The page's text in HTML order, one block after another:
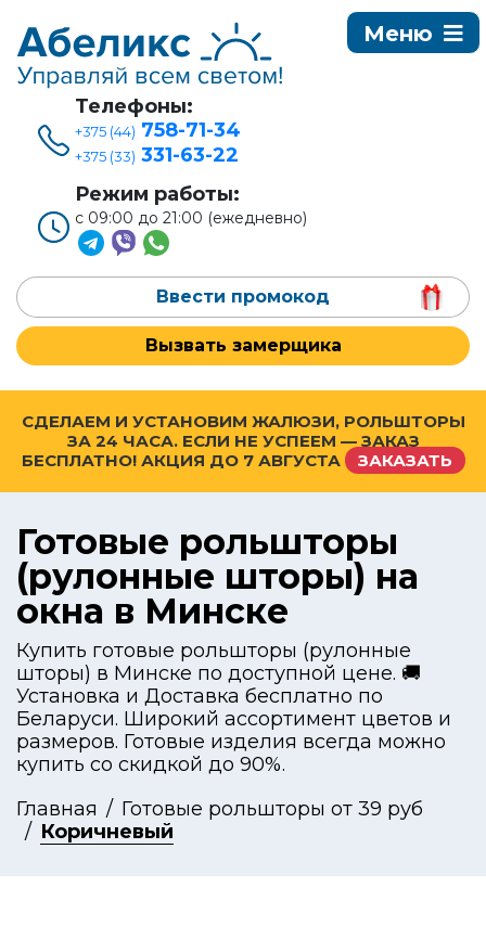
Телефоны:
+375 (44) 758-71-34
+375 (33) 331-63-22
Режим работы:
с 09:00 до 21:00 (ежедневно)
Ввести промокод
Вызвать замерщика
СДЕЛАЕМ И УСТАНОВИМ ЖАЛЮЗИ, РОЛЬШТОРЫ
ЗА 24 ЧАСА. ЕСЛИ НЕ УСПЕЕМ — ЗАКАЗ
БЕСПЛАТНО! АКЦИЯ ДО 7 АВГУСТА ЗАКАЗАТЬ
Готовые рольшторы
(рулонные шторы) на
окна в Минске
Купить готовые рольшторы (рулонные
шторы) в Минске по доступной цене. 🚚
Установка и Доставка бесплатно по
Беларуси. Широкий ассортимент цветов и
размеров. Готовые изделия всегда можно
купить со скидкой до 90%.
Главная
Готовые рольшторы от 39 руб
Коричневый